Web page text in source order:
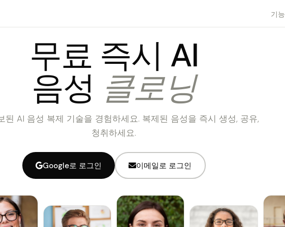
기능
무료 즉시 AI
음성 클로닝
된 AI 음성 복제 기술을 경험하세요. 복제된 음성을 즉시 생성, 공유,
청취하세요.
Google로 로그인 이메일로 로그인